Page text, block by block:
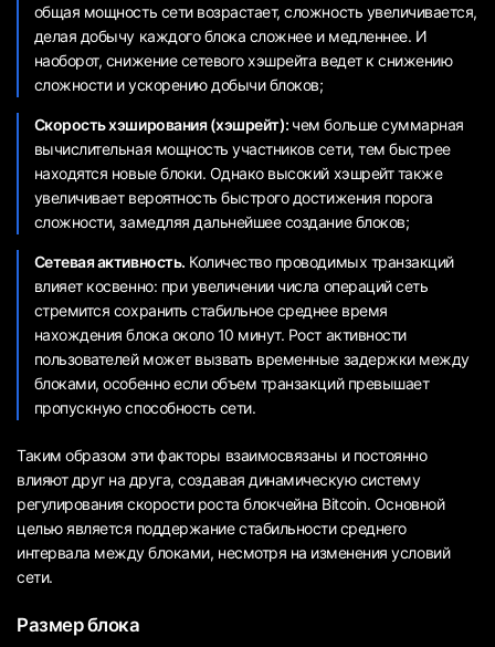
общая мощность сети возрастает, сложность увеличивается,
делая добычу каждого блока сложнее и медленнее. И
наоборот, снижение сетевого хэшрейта ведет к снижению
сложности и ускорению добычи блоков;
Скорость хэширования (хэшрейт): чем больше суммарная
вычислительная мощность участников сети, тем быстрее
находятся новые блоки. Однако высокий хэшрейт также
увеличивает вероятность быстрого достижения порога
сложности, замедляя дальнейшее создание блоков;
Сетевая активность. Количество проводимых транзакций
влияет косвенно: при увеличении числа операций сеть
стремится сохранить стабильное среднее время
нахождения блока около 10 минут. Рост активности
пользователей может вызвать временные задержки между
блоками, особенно если объем транзакций превышает
пропускную способность сети.
Таким образом эти факторы взаимосвязаны и постоянно
влияют друг на друга, создавая динамическую систему
регулирования скорости роста блокчейна Bitcoin. Основной
целью является поддержание стабильности среднего
интервала между блоками, несмотря на изменения условий
сети.
Размер блока